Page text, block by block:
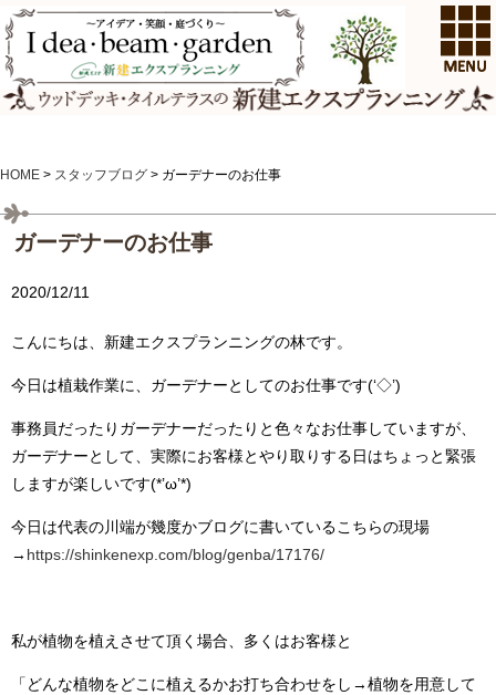
HOME > スタッフブログ > ガーデナーのお仕事
ガーデナーのお仕事
2020/12/11
こんにちは、新建エクスプランニングの林です。
今日は植栽作業に、ガーデナーとしてのお仕事です(‘◇’)ゞ
事務員だったりガーデナーだったりと色々なお仕事していますが、
ガーデナーとして、実際にお客様とやり取りする日はちょっと緊張
しますが楽しいです(*’ω’*)
今日は代表の川端が幾度かブログに書いているこちらの現場
→ https://shinkenexp.com/blog/genba/17176/
私が植物を植えさせて頂く場合、多くはお客様と
「どんな植物をどこに植えるかお打ち合わせをし→植物を用意して